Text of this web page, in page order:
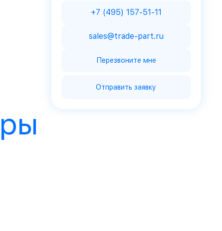
+7 (495) 157-51-11
sales@trade-part.ru
Перезвоните мне
Отправить заявку